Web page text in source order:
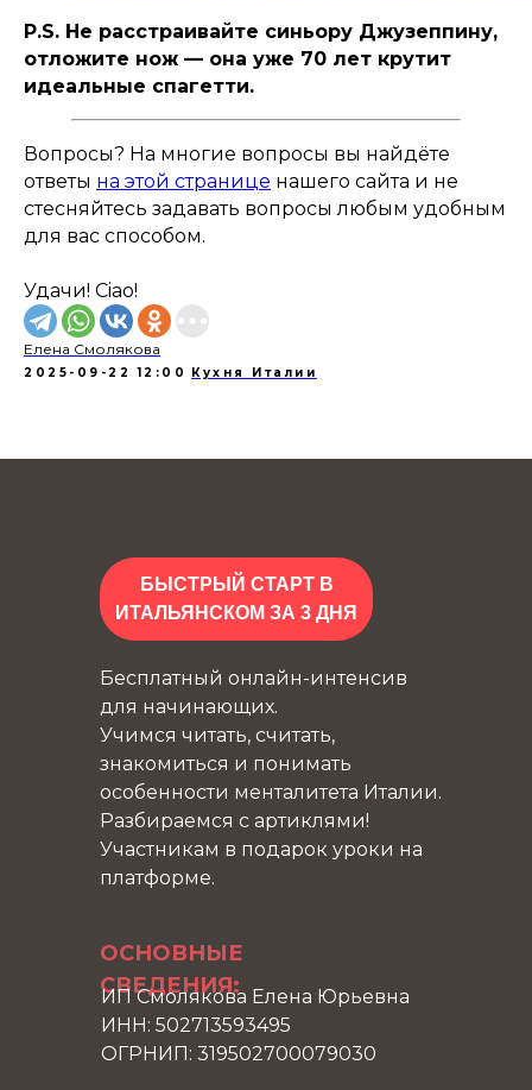
P.S. Не расстраивайте синьору Джузеппину,
отложите нож — она уже 70 лет крутит
идеальные спагетти.
Вопросы? На многие вопросы вы найдёте
ответы на этой странице нашего сайта и не
стесняйтесь задавать вопросы любым удобным
для вас способом.
Удачи! Ciao!
Елена Смолякова
2025-09-22 12:00 Кухня Италии
БЫСТРЫЙ СТАРТ В
ИТАЛЬЯНСКОМ ЗА 3 ДНЯ
ОСНОВНЫЕ
СВЕДЕНИЯ:
ИП Смолякова Елена Юрьевна
ИНН: 502713593495
ОГРНИП: 319502700079030
Бесплатный онлайн-интенсив
для начинающих.
Учимся читать, считать,
знакомиться и понимать
особенности менталитета Италии.
Разбираемся с артиклями!
Участникам в подарок уроки на
платформе.